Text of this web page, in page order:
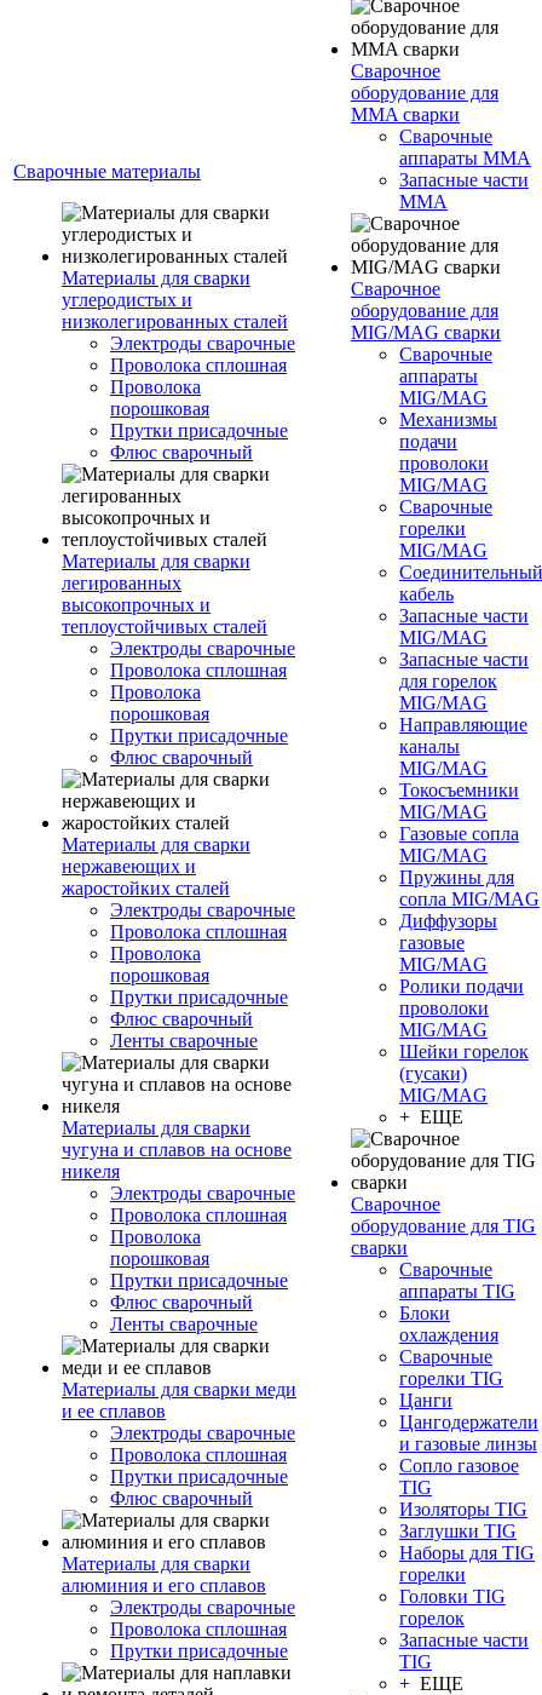
Сварочные материалы
Материалы для сварки
углеродистых и
низколегированных сталей
Электроды сварочные
Проволока сплошная
Проволока
порошковая
Прутки присадочные
Флюс сварочный
Материалы для сварки
легированных
высокопрочных и
теплоустойчивых сталей
Электроды сварочные
Проволока сплошная
Проволока
порошковая
Прутки присадочные
Флюс сварочный
Материалы для сварки
нержавеющих и
жаростойких сталей
Электроды сварочные
Проволока сплошная
Проволока
порошковая
Прутки присадочные
Флюс сварочный
Ленты сварочные
Материалы для сварки
чугуна и сплавов на основе
никеля
Электроды сварочные
Проволока сплошная
Проволока
порошковая
Прутки присадочные
Флюс сварочный
Ленты сварочные
Материалы для сварки меди
и ее сплавов
Электроды сварочные
Проволока сплошная
Прутки присадочные
Флюс сварочный
Материалы для сварки
алюминия и его сплавов
Электроды сварочные
Проволока сплошная
Прутки присадочные
Сварочное
оборудование для
MMA сварки
Сварочные
аппараты MMA
Запасные части
MMA
Сварочное
оборудование для
MIG/MAG сварки
Сварочные
аппараты
MIG/MAG
Механизмы
подачи
проволоки
MIG/MAG
Сварочные
горелки
MIG/MAG
Соединительный
кабель
Запасные части
MIG/MAG
Запасные части
для горелок
MIG/MAG
Направляющие
каналы
MIG/MAG
Токосъемники
MIG/MAG
Газовые сопла
MIG/MAG
Пружины для
сопла MIG/MAG
Диффузоры
газовые
MIG/MAG
Ролики подачи
проволоки
MIG/MAG
Шейки горелок
(гусаки)
MIG/MAG
+ ЕЩЕ
Сварочное
оборудование для TIG
сварки
Сварочные
аппараты TIG
Блоки
охлаждения
Сварочные
горелки TIG
Цанги
Цангодержатели
и газовые линзы
Сопло газовое
TIG
Изоляторы TIG
Заглушки TIG
Наборы для TIG
горелки
Головки TIG
горелок
Запасные части
TIG
+ ЕЩЕ